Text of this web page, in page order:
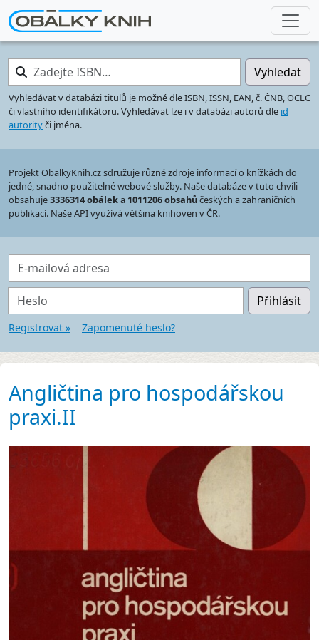
Zadejte ISBN… Vyhledat
Vyhledávat v databázi titulů je možné dle ISBN, ISSN, EAN, č. ČNB, OCLC
či vlastního identifikátoru. Vyhledávat lze i v databázi autorů dle id
autorityči jména.
Projekt ObalkyKnih.cz sdružuje různé zdroje informací o knížkách do
jedné, snadno použitelné webové služby. Naše databáze v tuto chvíli
obsahuje3336314 obáleka 1011206 obsahůčeských a zahraničních
publikací. Naše API využívá většina knihoven v ČR.
E-mailová adresa
Heslo Přihlásit
Registrovat » Zapomenuté heslo?
Angličtina pro hospodářskou
praxi.II